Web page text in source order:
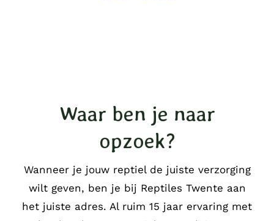
Waar ben je naar
opzoek?
Wanneer je jouw reptiel de juiste verzorging
wilt geven, ben je bij Reptiles Twente aan
het juiste adres. Al ruim 15 jaar ervaring met